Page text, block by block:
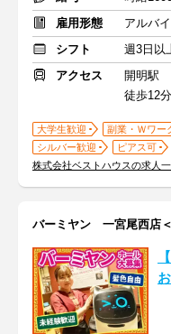
雇用形態
アルバ
シフト
週3日以
アクセス
開明駅
徒歩12分
大学生歓迎 副業・Ｗワー
シルバー歓迎
ピアス可
株式会社ベストハウスの求人
バーミヤン 一宮尾西店＜